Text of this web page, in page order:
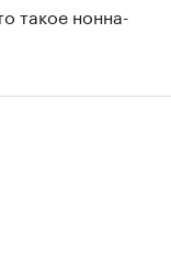
такое нонна-